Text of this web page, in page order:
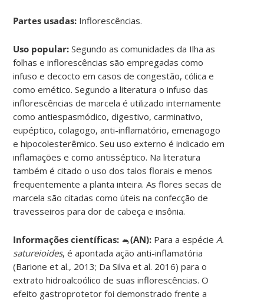
Partes usadas: Inflorescências.
Uso popular:Segundo as comunidades da Ilha as
folhas e inflorescências são empregadas como
infuso e decocto em casos de congestão, cólica e
como emético. Segundo a literatura o infuso das
inflorescências de marcela é utilizado internamente
como antiespasmódico, digestivo, carminativo,
eupéptico, colagogo, anti-inflamatório, emenagogo
e hipocolesterêmico. Seu uso externo é indicado em
inflamações e como antisséptico. Na literatura
também é citado o uso dos talos florais e menos
frequentemente a planta inteira. As flores secas de
marcela são citadas como úteis na confecção de
travesseiros para dor de cabeça e insônia.
Informações científicas: 🐁(AN): Para a espécie A.
satureioides, é apontada ação anti-inflamatória
(Barione et al., 2013; Da Silva et al. 2016) para o
extrato hidroalcoólico de suas inflorescências. O
efeito gastroprotetor foi demonstrado frente a